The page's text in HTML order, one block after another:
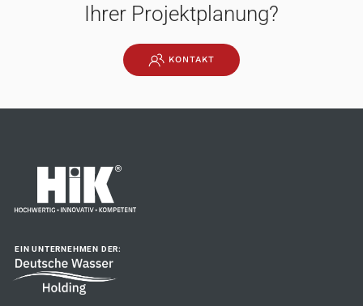
Ihrer Projektplanung?
KONTAKT
EIN UNTERNEHMEN DER: